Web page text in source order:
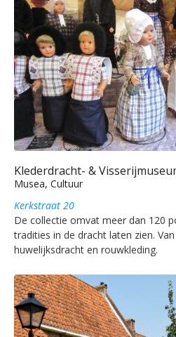
Klederdracht- &
Musea, Cultuur
Kerkstraat 20
De collectie omvat meer dan 120
tradities in de dracht laten zien.
huwelijksdracht en rouwkleding.